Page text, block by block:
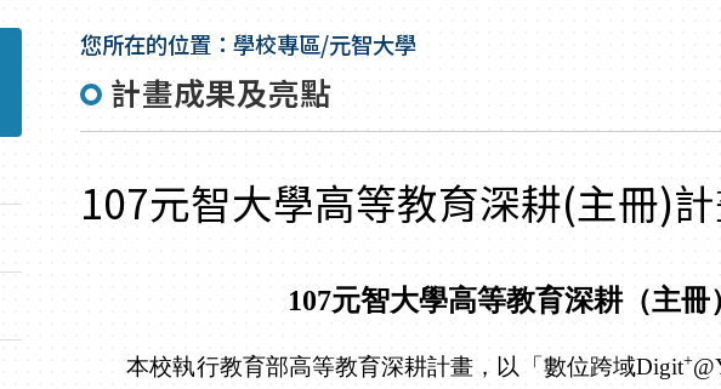
您所在的位置：學校專區/元智大學
計畫成果及亮點
107元智大學高等教育深耕(主冊)
107元智大學高等教育深耕（主冊
本校執行教育部高等教育深耕計畫，以「數位跨域Digit+